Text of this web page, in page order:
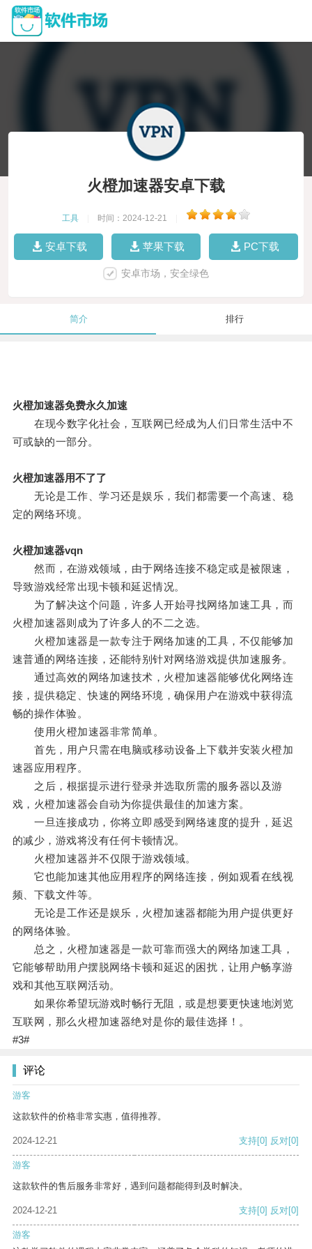
火橙加速器安卓下载
工具 时间：2024-12-21
安卓下载 苹果下载 PC下载
安卓市场，安全绿色
简介 排行
火橙加速器免费永久加速
在现今数字化社会，互联网已经成为人们日常生活中不
可或缺的一部分。
火橙加速器用不了了
无论是工作、学习还是娱乐，我们都需要一个高速、稳
定的网络环境。
火橙加速器vqn
然而，在游戏领域，由于网络连接不稳定或是被限速，
导致游戏经常出现卡顿和延迟情况。
为了解决这个问题，许多人开始寻找网络加速工具，而
火橙加速器则成为了许多人的不二之选。
火橙加速器是一款专注于网络加速的工具，不仅能够加
速普通的网络连接，还能特别针对网络游戏提供加速服务。
通过高效的网络加速技术，火橙加速器能够优化网络连
接，提供稳定、快速的网络环境，确保用户在游戏中获得流
畅的操作体验。
使用火橙加速器非常简单。
首先，用户只需在电脑或移动设备上下载并安装火橙加
速器应用程序。
之后，根据提示进行登录并选取所需的服务器以及游
戏，火橙加速器会自动为你提供最佳的加速方案。
一旦连接成功，你将立即感受到网络速度的提升，延迟
的减少，游戏将没有任何卡顿情况。
火橙加速器并不仅限于游戏领域。
它也能加速其他应用程序的网络连接，例如观看在线视
频、下载文件等。
无论是工作还是娱乐，火橙加速器都能为用户提供更好
的网络体验。
总之，火橙加速器是一款可靠而强大的网络加速工具，
它能够帮助用户摆脱网络卡顿和延迟的困扰，让用户畅享游
戏和其他互联网活动。
如果你希望玩游戏时畅行无阻，或是想要更快速地浏览
互联网，那么火橙加速器绝对是你的最佳选择！。
#3#
评论
游客
这款软件的价格非常实惠，值得推荐。
2024-12-21 支持[0] 反对[0]
游客
这款软件的售后服务非常好，遇到问题都能得到及时解决。
2024-12-21 支持[0] 反对[0]
游客